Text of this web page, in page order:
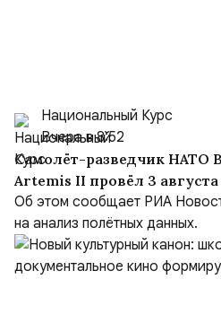
Национальный Курс
Вчера в 8:52
Самолёт-разведчик НАТО
Artemis II провёл 3
Чёрным морем около
Об этом сообщает РИА
на анализ полётных данных.